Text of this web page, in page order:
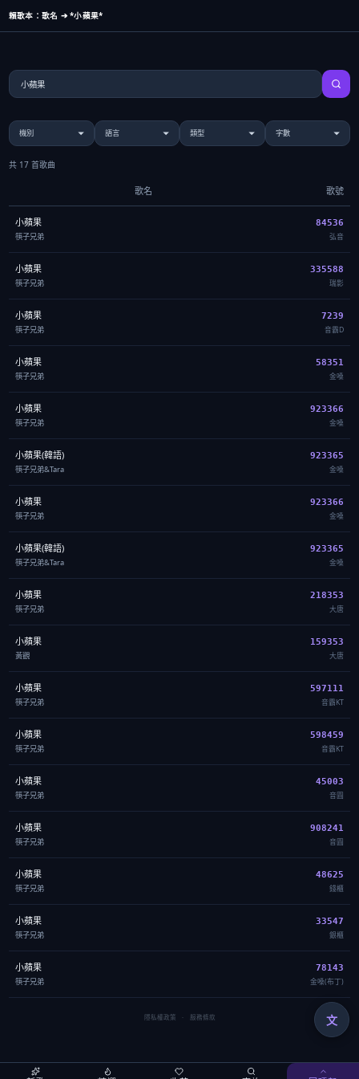
賴歌本：歌名 ➔ *小蘋果*
共 17 首歌曲
歌名 歌號
小蘋果
筷子兄弟
84536
弘音
小蘋果
筷子兄弟
335588
瑞影
小蘋果
筷子兄弟
7239
音霸D
小蘋果
筷子兄弟
58351
金嗓
小蘋果
筷子兄弟
923366
金嗓
小蘋果(韓語)
筷子兄弟&Tara
923365
金嗓
小蘋果
筷子兄弟
923366
金嗓
小蘋果(韓語)
筷子兄弟&Tara
923365
金嗓
小蘋果
筷子兄弟
218353
大唐
小蘋果
黃觀
159353
大唐
小蘋果
筷子兄弟
597111
音霸KT
小蘋果
筷子兄弟
598459
音霸KT
小蘋果
筷子兄弟
45003
音圓
小蘋果
筷子兄弟
908241
音圓
小蘋果
筷子兄弟
48625
錢櫃
小蘋果
筷子兄弟
33547
銀櫃
小蘋果
筷子兄弟
78143
金嗓(布丁)
隱私權政策 · 服務條款 文